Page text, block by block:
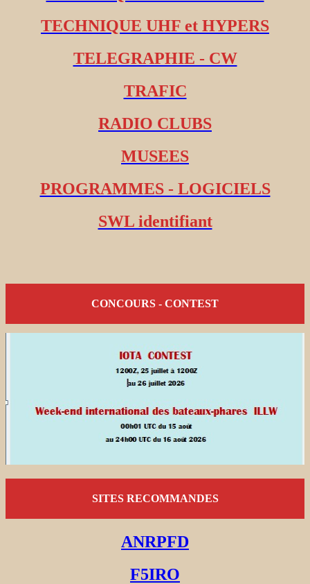
TECHNIQUE UHF et HYPERS
TELEGRAPHIE - CW
TRAFIC
RADIO CLUBS
MUSEES
PROGRAMMES - LOGICIELS
SWL identifiant
CONCOURS - CONTEST
SITES RECOMMANDES
ANRPFD
F5IRO